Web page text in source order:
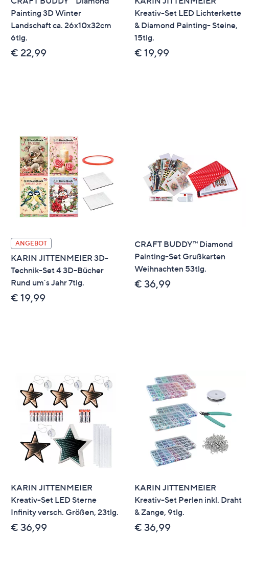
Painting 3D Winter
Landschaft ca. 26x10x32cm
6tlg.
€ 22,99
Kreativ-Set LED Lichterkette
& Diamond Painting- Steine,
15tlg.
€ 19,99
ANGEBOT
KARIN JITTENMEIER 3D-
Technik-Set 4 3D-Bücher
Rund um´s Jahr 7tlg.
€ 19,99
CRAFT BUDDY™ Diamond
Painting-Set Grußkarten
Weihnachten 53tlg.
€ 36,99
KARIN JITTENMEIER
Kreativ-Set LED Sterne
Infinity versch. Größen, 23tlg.
€ 36,99
KARIN JITTENMEIER
Kreativ-Set Perlen inkl. Draht
& Zange, 9tlg.
€ 36,99